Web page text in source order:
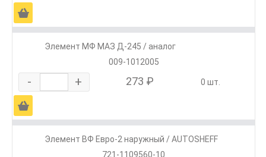
Ä
Элемент МФ МАЗ Д-245 / аналог
009-1012005
- + 273 ₽ 0 шт.
Ä
Элемент ВФ Евро-2 наружный / AUTOSHEFF
721-1109560-10